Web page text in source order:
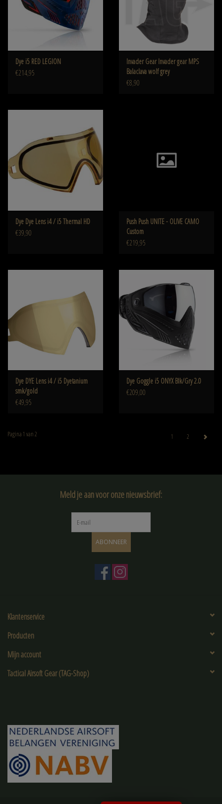
Dye i5 RED LEGION
€214,95
Invader Gear Invader gear MPS
Balaclava wolf grey
€8,90
Dye Dye Lens i4 / i5 Thermal HD
€39,90
Push Push UNITE - OLIVE CAMO
Custom
€219,95
Dye DYE Lens i4 / i5 Dyetanium
smk/gold
€49,95
Dye Goggle i5 ONYX Blk/Gry 2.0
€209,00
Pagina 1 van 2 1 2
Meld je aan voor onze nieuwsbrief:
ABONNEER
Klantenservice
Producten
Mijn account
Tactical Airsoft Gear (TAG-Shop)